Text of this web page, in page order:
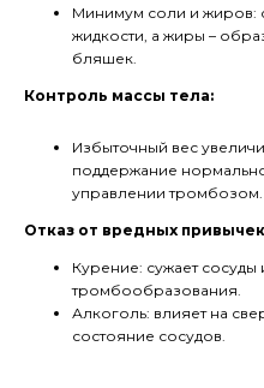
Минимум соли и жиров:
жидкости, а жиры –
бляшек.
Контроль массы тела:
Избыточный вес
поддержание
управлении тромбозом.
Отказ от вредных
Курение: сужает сосуды
тромбообразования.
Алкоголь: влияет на
состояние сосудов.